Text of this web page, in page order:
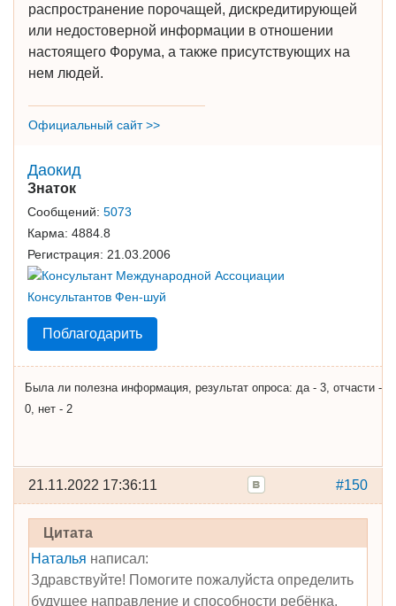
распространение порочащей, дискредитирующей
или недостоверной информации в отношении
настоящего Форума, а также присутствующих на
нем людей.
Официальный сайт >>
Даокид
Знаток
Сообщений: 5073
Карма: 4884.8
Регистрация: 21.03.2006
Поблагодарить
Была ли полезна информация, результат опроса: да - 3, отчасти -
0, нет - 2
#150
21.11.2022 17:36:11
Цитата
Наталья написал:
Здравствуйте! Помогите пожалуйста определить
будущее направление и способности ребёнка.